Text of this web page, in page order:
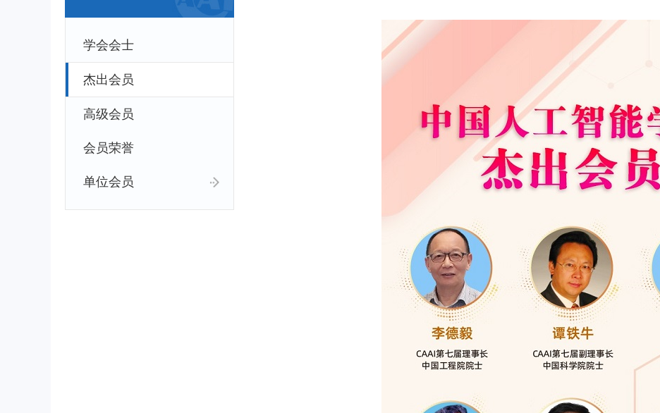
学会会士
杰出会员
高级会员
会员荣誉
单位会员